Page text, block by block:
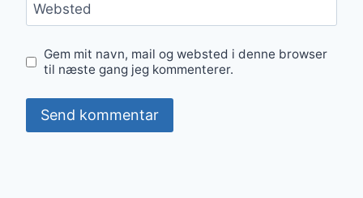
Websted
Gem mit navn, mail og websted i denne browser
til næste gang jeg kommenterer.